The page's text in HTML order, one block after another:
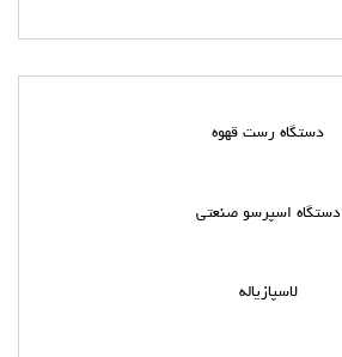
دستگاه رست قهوه
دستگاه اسپرسو صنعتی
لاسپازیاله